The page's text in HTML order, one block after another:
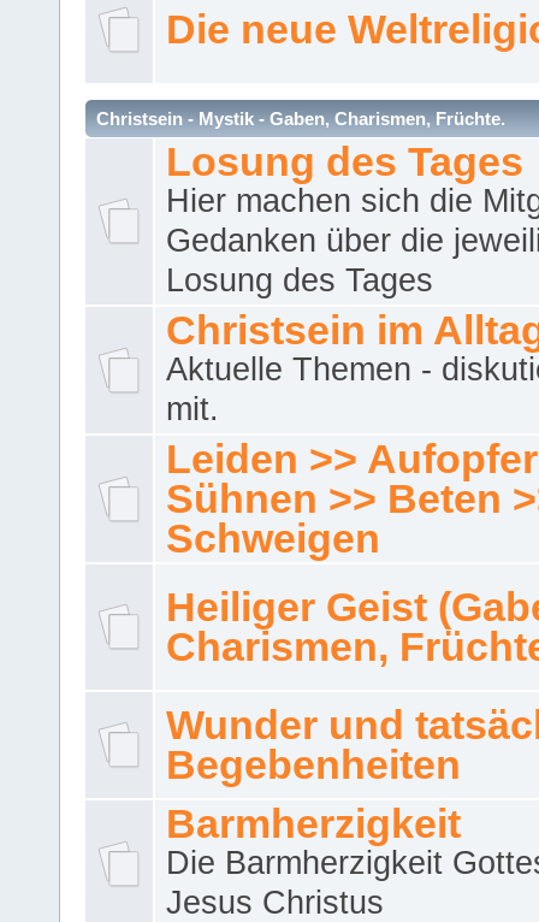
Die neue
Christsein - Mystik - Gaben, Charismen, Früchte.
Losung des Tages
Hier machen sich die
Gedanken über die
Losung des Tages
Christsein im
Aktuelle Themen -
mit.
Leiden >>
Sühnen >> Beten
Schweigen
Heiliger Geist
Charismen,
Wunder und
Begebenheiten
Barmherzigkeit
Die Barmherzigkeit
Jesus Christus